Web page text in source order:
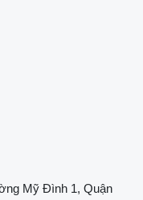
Mỹ Đình 1, Quận